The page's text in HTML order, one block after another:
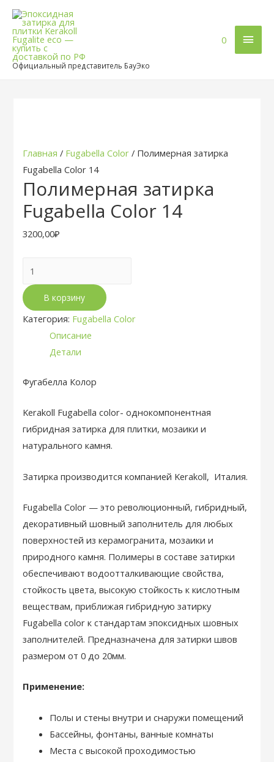
Официальный представитель БауЭко
0
Главная / Fugabella Color / Полимерная затирка
Fugabella Color 14
Полимерная затирка
Fugabella Color 14
3200,00₽
товара
Полимерная
затирка
Fugabella
В корзину
Категория: Fugabella Color
Описание
Детали
Фугабелла Колор
Kerakoll Fugabella color- однокомпонентная
гибридная затирка для плитки, мозаики и
натурального камня.
Затирка производится компанией Kerakoll, Италия.
Fugabella Color — это революционный, гибридный,
декоративный шовный заполнитель для любых
поверхностей из керамогранита, мозаики и
природного камня. Полимеры в составе затирки
обеспечивают водоотталкивающие свойства,
стойкость цвета, высокую стойкость к кислотным
веществам, приближая гибридную затирку
Fugabella color к стандартам эпоксидных шовных
заполнителей. Предназначена для затирки швов
размером от 0 до 20мм.
Применение:
Полы и стены внутри и снаружи помещений
Бассейны, фонтаны, ванные комнаты
Места с высокой проходимостью